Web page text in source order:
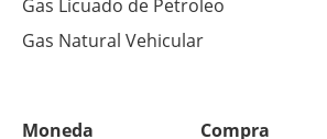
Gas Licuado de Petroleo
Gas Natural Vehicular
Moneda Compra